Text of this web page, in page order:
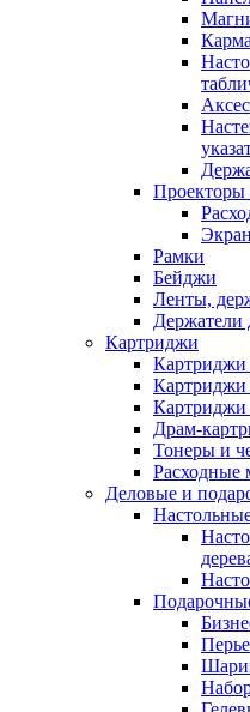
Проекторы
Рамки
Бейджи
Ленты,
Держатели
Картриджи
Картриджи
Картриджи
Драм-
Тонеры и
Расходные
Деловые и